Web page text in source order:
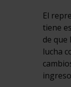
El
tiene
de
lucha